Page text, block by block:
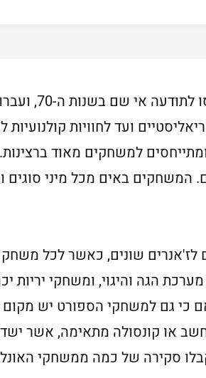
משחקי
ועד לחוויות
למשחקים מאוד
המשחקים באים מכל מיני
שונים, כאשר לכל משחק
הגה והיגוי, ומשחקי
גם למשחקי הספורט יש מקום
או קונסולה מתאימה, אשר
סקירה של כמה ממשחקי